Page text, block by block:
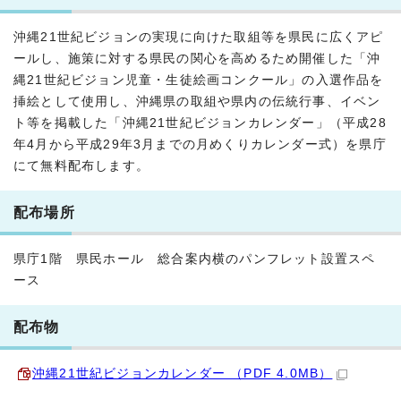
沖縄21世紀ビジョンの実現に向けた取組等を県民に広くアピ
ールし、施策に対する県民の関心を高めるため開催した「沖
縄21世紀ビジョン児童・生徒絵画コンクール」の入選作品を
挿絵として使用し、沖縄県の取組や県内の伝統行事、イベン
ト等を掲載した「沖縄21世紀ビジョンカレンダー」（平成28
年4月から平成29年3月までの月めくりカレンダー式）を県庁
にて無料配布します。
配布場所
県庁1階 県民ホール 総合案内横のパンフレット設置スペ
ース
配布物
沖縄21世紀ビジョンカレンダー （PDF 4.0MB）